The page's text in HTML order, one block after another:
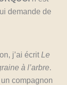
demande de
j’ai écrit Le
à l’arbre.
compagnon